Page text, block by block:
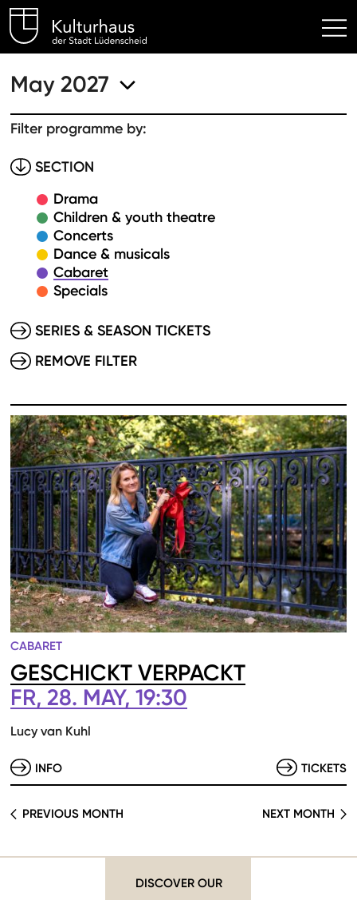
Kulturhaus Lüdenscheid
May 2027
Filter programme by:
SECTION
Drama
Children & youth theatre
Concerts
Dance & musicals
Cabaret
Specials
SERIES & SEASON TICKETS
REMOVE FILTER
CABARET
GESCHICKT VERPACKT
FR, 28. MAY, 19:30
Lucy van Kuhl
INFO TICKETS
PREVIOUS MONTH NEXT MONTH
DISCOVER OUR